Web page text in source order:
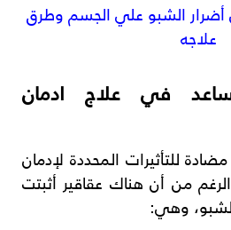
علي اخطر 7 من أضرار الشبو علي الجسم وطرق
علاجه
في علاج ادمان
للتأثيرات المحددة لإدمان
من أن هناك عقاقير أثبتت
وهي: